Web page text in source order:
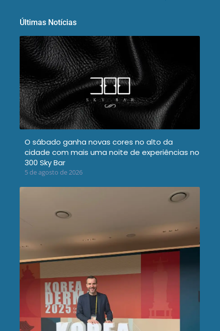
Últimas Notícias
O sábado ganha novas cores no alto da
cidade com mais uma noite de experiências no
300 Sky Bar
5 de agosto de 2026